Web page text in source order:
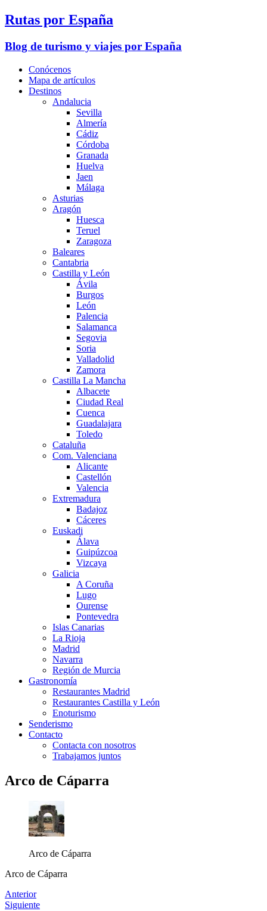
Rutas por España
Blog de turismo y viajes por España
Conócenos
Mapa de artículos
Destinos
Andalucia
Sevilla
Almería
Cádiz
Córdoba
Granada
Huelva
Jaen
Málaga
Asturias
Aragón
Huesca
Teruel
Zaragoza
Baleares
Cantabria
Castilla y León
Ávila
Burgos
León
Palencia
Salamanca
Segovia
Soria
Valladolid
Zamora
Castilla La Mancha
Albacete
Ciudad Real
Cuenca
Guadalajara
Toledo
Cataluña
Com. Valenciana
Alicante
Castellón
Valencia
Extremadura
Badajoz
Cáceres
Euskadi
Álava
Guipúzcoa
Vizcaya
Galicia
A Coruña
Lugo
Ourense
Pontevedra
Islas Canarias
La Rioja
Madrid
Navarra
Región de Murcia
Gastronomía
Restaurantes Madrid
Restaurantes Castilla y León
Enoturismo
Senderismo
Contacto
Contacta con nosotros
Trabajamos juntos
Arco de Cáparra
Arco de Cáparra
Arco de Cáparra
Anterior
Siguiente